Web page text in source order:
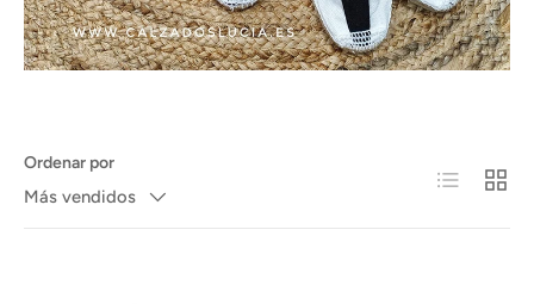
Ordenar por
Más vendidos
Lista